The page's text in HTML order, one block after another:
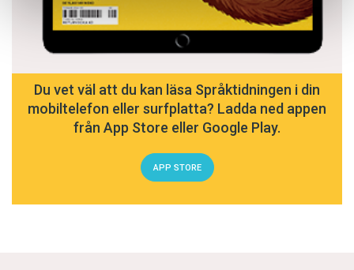
Du vet väl att du kan läsa Språktidningen i din
mobiltelefon eller surfplatta? Ladda ned appen
från App Store eller Google Play.
APP STORE